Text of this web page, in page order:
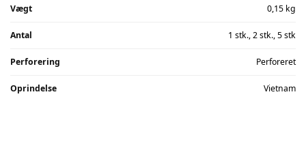
Vægt 0,15 kg
Antal 1 stk., 2 stk., 5 stk
Perforering Perforeret
Oprindelse Vietnam